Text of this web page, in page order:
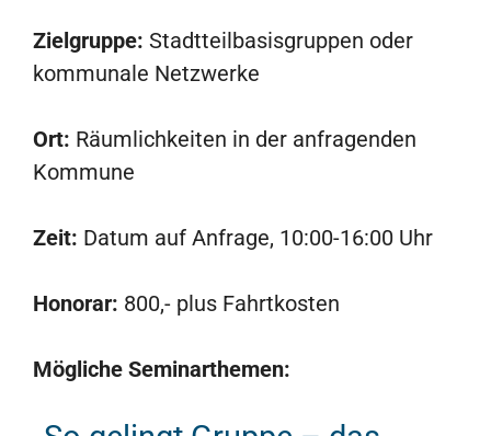
Zielgruppe: Stadtteilbasisgruppen oder
kommunale Netzwerke
Ort: Räumlichkeiten in der anfragenden
Kommune
Zeit: Datum auf Anfrage, 10:00-16:00 Uhr
Honorar: 800,- plus Fahrtkosten
Mögliche Seminarthemen: